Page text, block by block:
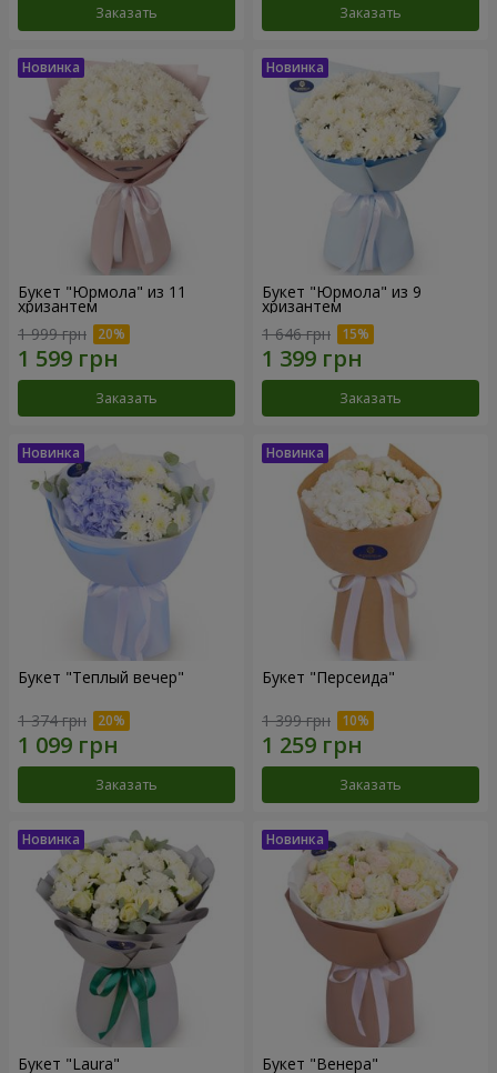
Заказать Заказать
Букет "Юрмола" из 11
хризантем
1 999 грн
Заказать
Букет "Юрмола" из 9
хризантем
1 646 грн
Заказать
Букет "Теплый вечер"
1 374 грн
Заказать
Букет "Персеида"
1 399 грн
Заказать
Букет "Laura" Букет "Венера"